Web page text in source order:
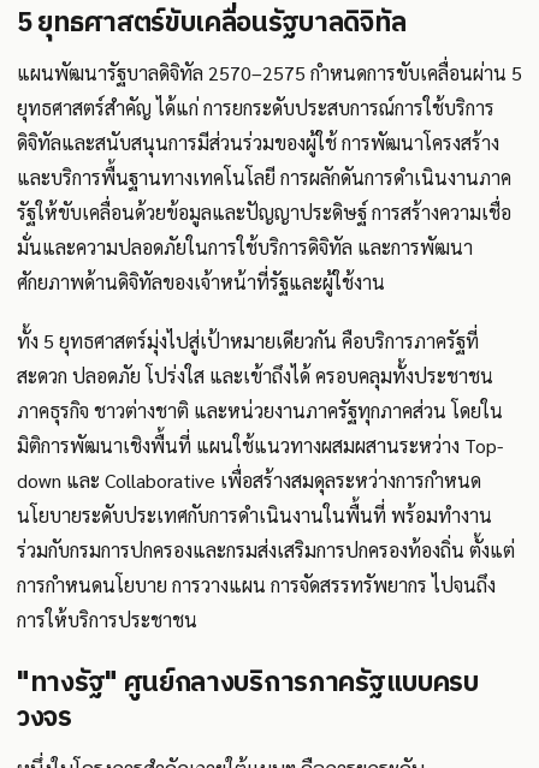
5 ยุทธศาสตร์ขับเคลื่อนรัฐบาลดิจิทัล
แผนพัฒนารัฐบาลดิจิทัล 2570–2575 กำหนดการขับเคลื่อนผ่าน 5
ยุทธศาสตร์สำคัญ ได้แก่ การยกระดับประสบการณ์การใช้บริการ
ดิจิทัลและสนับสนุนการมีส่วนร่วมของผู้ใช้ การพัฒนาโครงสร้าง
และบริการพื้นฐานทางเทคโนโลยี การผลักดันการดำเนินงานภาค
รัฐให้ขับเคลื่อนด้วยข้อมูลและปัญญาประดิษฐ์ การสร้างความเชื่อ
มั่นและความปลอดภัยในการใช้บริการดิจิทัล และการพัฒนา
ศักยภาพด้านดิจิทัลของเจ้าหน้าที่รัฐและผู้ใช้งาน
ทั้ง 5 ยุทธศาสตร์มุ่งไปสู่เป้าหมายเดียวกัน คือบริการภาครัฐที่
สะดวก ปลอดภัย โปร่งใส และเข้าถึงได้ ครอบคลุมทั้งประชาชน
ภาคธุรกิจ ชาวต่างชาติ และหน่วยงานภาครัฐทุกภาคส่วน โดยใน
มิติการพัฒนาเชิงพื้นที่ แผนใช้แนวทางผสมผสานระหว่าง Top-
down และ Collaborative เพื่อสร้างสมดุลระหว่างการกำหนด
นโยบายระดับประเทศกับการดำเนินงานในพื้นที่ พร้อมทำงาน
ร่วมกับกรมการปกครองและกรมส่งเสริมการปกครองท้องถิ่น ตั้งแต่
การกำหนดนโยบาย การวางแผน การจัดสรรทรัพยากร ไปจนถึง
การให้บริการประชาชน
"ทางรัฐ" ศูนย์กลางบริการภาครัฐแบบครบ
วงจร